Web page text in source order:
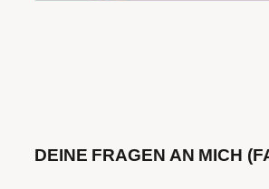
DEINE FRAGEN AN MICH